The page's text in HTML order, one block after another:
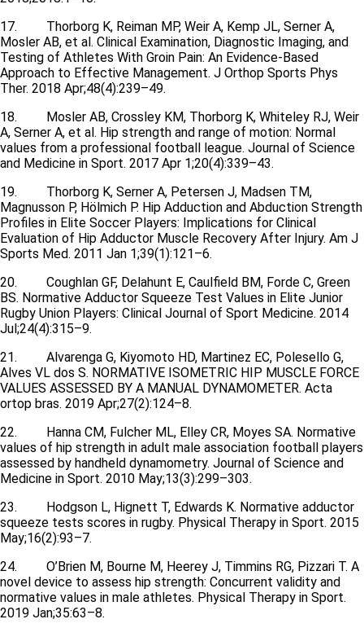
17. Thorborg K, Reiman MP, Weir A, Kemp JL, Serner A,
Mosler AB, et al. Clinical Examination, Diagnostic Imaging, and
Testing of Athletes With Groin Pain: An Evidence-Based
Approach to Effective Management. J Orthop Sports Phys
Ther. 2018 Apr;48(4):239–49.
18. Mosler AB, Crossley KM, Thorborg K, Whiteley RJ, Weir
A, Serner A, et al. Hip strength and range of motion: Normal
values from a professional football league. Journal of Science
and Medicine in Sport. 2017 Apr 1;20(4):339–43.
19. Thorborg K, Serner A, Petersen J, Madsen TM,
Magnusson P, Hölmich P. Hip Adduction and Abduction Strength
Profiles in Elite Soccer Players: Implications for Clinical
Evaluation of Hip Adductor Muscle Recovery After Injury. Am J
Sports Med. 2011 Jan 1;39(1):121–6.
20. Coughlan GF, Delahunt E, Caulfield BM, Forde C, Green
BS. Normative Adductor Squeeze Test Values in Elite Junior
Rugby Union Players: Clinical Journal of Sport Medicine. 2014
Jul;24(4):315–9.
21. Alvarenga G, Kiyomoto HD, Martinez EC, Polesello G,
Alves VL dos S. NORMATIVE ISOMETRIC HIP MUSCLE FORCE
VALUES ASSESSED BY A MANUAL DYNAMOMETER. Acta
ortop bras. 2019 Apr;27(2):124–8.
22. Hanna CM, Fulcher ML, Elley CR, Moyes SA. Normative
values of hip strength in adult male association football players
assessed by handheld dynamometry. Journal of Science and
Medicine in Sport. 2010 May;13(3):299–303.
23. Hodgson L, Hignett T, Edwards K. Normative adductor
squeeze tests scores in rugby. Physical Therapy in Sport. 2015
May;16(2):93–7.
24. O’Brien M, Bourne M, Heerey J, Timmins RG, Pizzari T. A
novel device to assess hip strength: Concurrent validity and
normative values in male athletes. Physical Therapy in Sport.
2019 Jan;35:63–8.